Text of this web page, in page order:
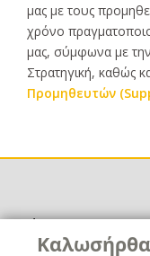
μας με τους
χρόνο
μας, σύμφωνα με
Στρατηγική, καθώς
Προμηθευτών
Χρήσιμα
Χρήσιμα
Επικοινωνία